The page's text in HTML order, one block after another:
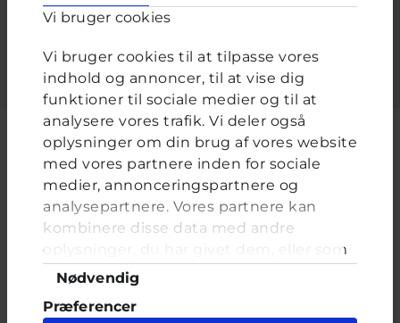
Vi bruger cookies
Vi bruger cookies til at tilpasse vores
indhold og annoncer, til at vise dig
funktioner til sociale medier og til at
analysere vores trafik. Vi deler også
oplysninger om din brug af vores website
med vores partnere inden for sociale
medier, annonceringspartnere og
analysepartnere. Vores partnere kan
kombinere disse data med andre
oplysninger, du har givet dem, eller som
de har indsamlet fra din brug af deres
tjenester. Du samtykker til vores cookies,
hvis du fortsætter med at anvende vores
Samtykkevalg
Nødvendig
Præferencer
Indtast adgangskoden der hører til dit brugernavn.
Cyberhus er et klubhus på nettet for dig op til 25 år. Du kan skrive til
en voksen og få rådgivning i vores brevkasser og chat, dele dine
tanker i ung-til-ung eller bare hænge ud, og læse med. I Cyberhus
kan du være dig selv, og har du brug for en voksen, vil vi gerne lytte